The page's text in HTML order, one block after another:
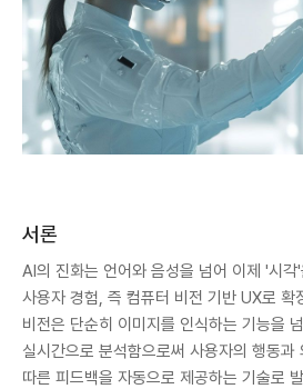
서론
AI의 진화는 언어와 음성을 넘어 이제 '시
사용자 경험, 즉 컴퓨터 비전 기반 UX로 확
비전은 단순히 이미지를 인식하는 기능을
실시간으로 분석함으로써 사용자의 행동과
따른 피드백을 자동으로 제공하는 기술로